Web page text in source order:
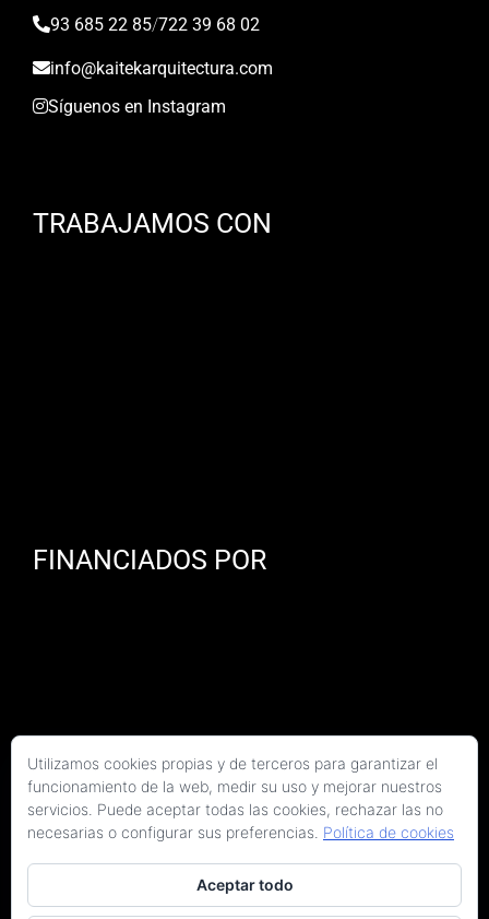
93 685 22 85/722 39 68 02
info@kaitekarquitectura.com
Síguenos en Instagram
TRABAJAMOS CON
FINANCIADOS POR
Utilizamos cookies propias y de terceros para garantizar el
funcionamiento de la web, medir su uso y mejorar nuestros
servicios. Puede aceptar todas las cookies, rechazar las no
necesarias o configurar sus preferencias. Política de cookies
Aceptar todo